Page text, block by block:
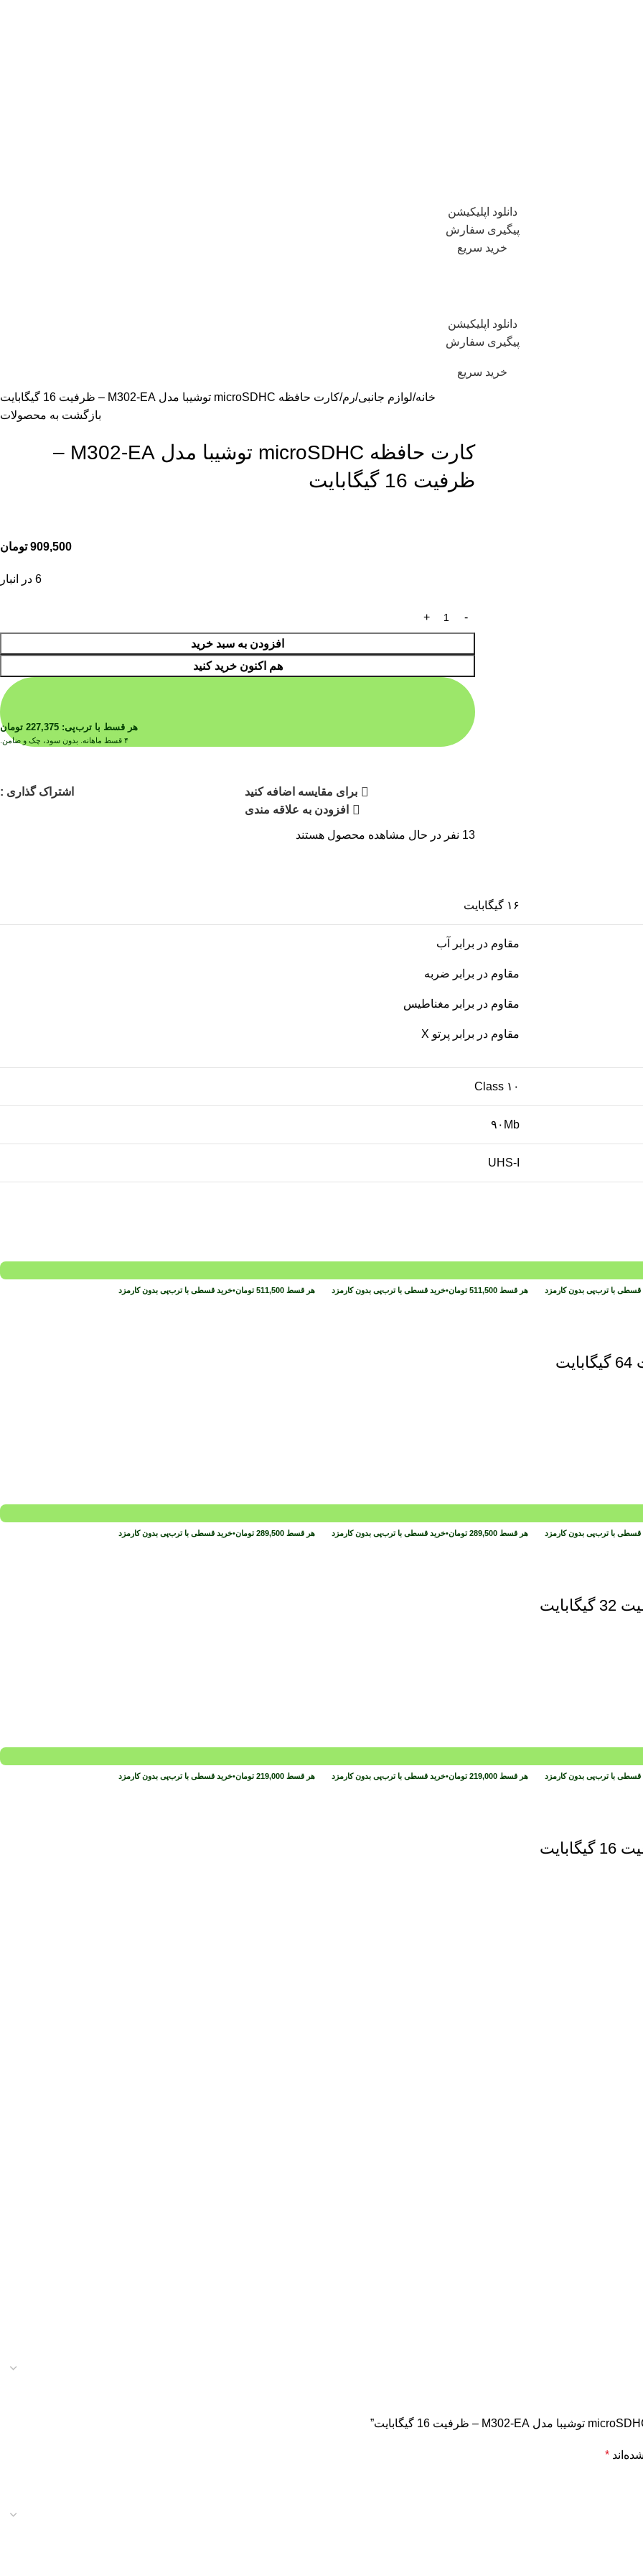
دانلود اپلیکیشن
پیگیری سفارش
دانلود اپلیکیشن
پیگیری سفارش
خرید سریع
خرید سریع
خانه لوازم جانبی رم کارت حافظه‌ microSDHC توشیبا مدل M302-EA – ظرفیت 16 گیگابایت
بازگشت به محصولات
کارت حافظه‌ microSDHC توشیبا مدل M302-EA –
ظرفیت 16 گیگابایت
909,500 تومان
6 در انبار
افزودن به سبد خرید
هم اکنون خرید کنید
هر قسط با ترب‌پی: 227,375 تومان
۴ قسط ماهانه. بدون سود، چک و ضامن.
برای مقایسه اضافه کنید
افزودن به علاقه مندی
اشتراک گذاری :
13 نفر در حال مشاهده محصول هستند
۱۶ گیگابایت
مقاوم در برابر آب
مقاوم در برابر ضربه
مقاوم در برابر مغناطیس
مقاوم در برابر پرتو X
Class ۱۰
۹۰Mb
UHS-I
قسطی با ترب‌پی بدون کارمزد هر قسط 511,500 تومان•خرید قسطی با ترب‌پی بدون کارمزد هر قسط 511,500 تومان•خرید قسطی با ترب‌پی بدون کارمزد
قسطی با ترب‌پی بدون کارمزد هر قسط 289,500 تومان•خرید قسطی با ترب‌پی بدون کارمزد هر قسط 289,500 تومان•خرید قسطی با ترب‌پی بدون کارمزد
قسطی با ترب‌پی بدون کارمزد هر قسط 219,000 تومان•خرید قسطی با ترب‌پی بدون کارمزد هر قسط 219,000 تومان•خرید قسطی با ترب‌پی بدون کارمزد
*